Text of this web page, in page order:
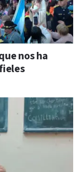
nos ha